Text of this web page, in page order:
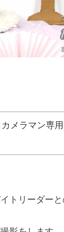
メラマン専
トリーダー